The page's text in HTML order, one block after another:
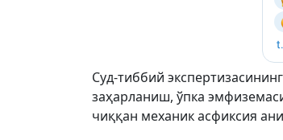
Суд-тиббий
заҳарланиш, ўпка
чиққан механик асфиксия